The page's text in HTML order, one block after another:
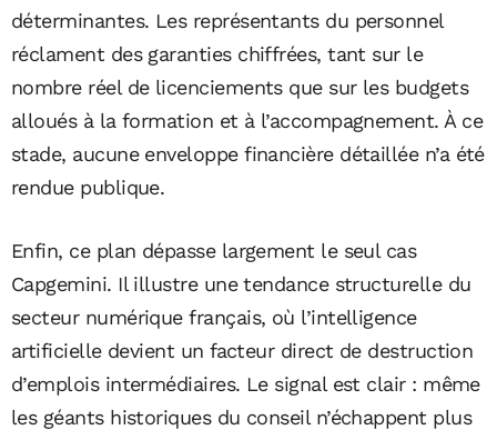
déterminantes. Les représentants du personnel
réclament des garanties chiffrées, tant sur le
nombre réel de licenciements que sur les budgets
alloués à la formation et à l’accompagnement. À ce
stade, aucune enveloppe financière détaillée n’a été
rendue publique.
Enfin, ce plan dépasse largement le seul cas
Capgemini. Il illustre une tendance structurelle du
secteur numérique français, où l’intelligence
artificielle devient un facteur direct de destruction
d’emplois intermédiaires. Le signal est clair : même
les géants historiques du conseil n’échappent plus